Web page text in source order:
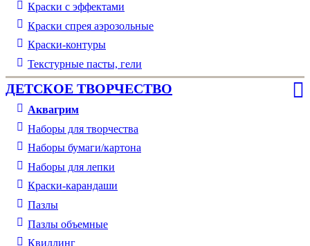
Краски с эффектами
Краски спрея аэрозольные
Краски-контуры
Текстурные пасты, гели
ДЕТСКОЕ ТВОРЧЕСТВО
Аквагрим
Наборы для творчества
Наборы бумаги/картона
Наборы для лепки
Краски-карандаши
Пазлы
Пазлы объемные
Квиллинг